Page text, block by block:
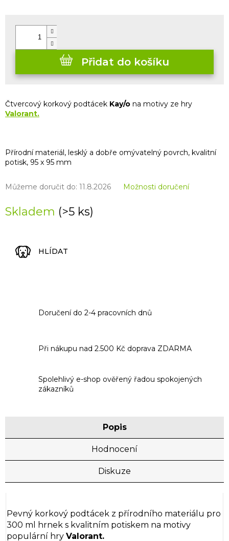
Skladem (>5 ks)
Můžeme doručit do: 11.8.2026 Možnosti doručení
Přidat do košíku
Čtvercový korkový podtácek Kay/o na motivy ze hry
Valorant.
Přírodní materiál, lesklý a dobře omývatelný povrch, kvalitní
potisk, 95 x 95 mm
HLÍDAT
Doručení do 2-4 pracovních dnů
Při nákupu nad 2.500 Kč doprava ZDARMA
Spolehlivý e-shop ověřený řadou spokojených
zákazníků
Popis
Hodnocení
Diskuze
Pevný korkový podtácek z přírodního materiálu pro
300 ml hrnek s kvalitním potiskem na motivy
populární hry Valorant.